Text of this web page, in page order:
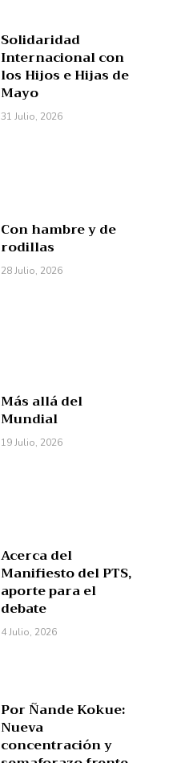
Solidaridad
Internacional con
los Hijos e Hijas de
Mayo
31 Julio, 2026
Con hambre y de
rodillas
28 Julio, 2026
Más allá del
Mundial
19 Julio, 2026
Acerca del
Manifiesto del PTS,
aporte para el
debate
4 Julio, 2026
Por Ñande Kokue:
Nueva
concentración y